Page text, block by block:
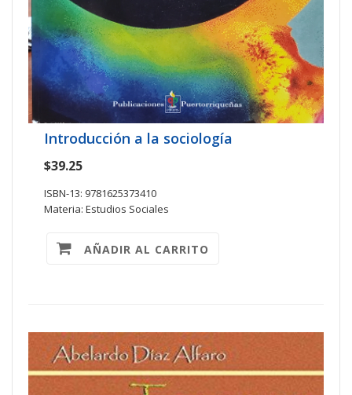
Introducción a la sociología
$39.25
ISBN-13: 9781625373410
Materia: Estudios Sociales
AÑADIR AL CARRITO